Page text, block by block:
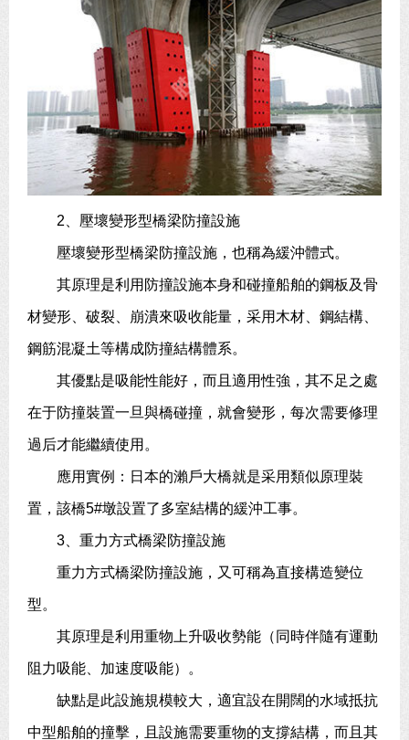
2、壓壞變形型橋梁防撞設施
壓壞變形型橋梁防撞設施，也稱為緩沖體式。
其原理是利用防撞設施本身和碰撞船舶的鋼板及骨
材變形、破裂、崩潰來吸收能量，采用木材、鋼結構、
鋼筋混凝土等構成防撞結構體系。
其優點是吸能性能好，而且適用性強，其不足之處
在于防撞裝置一旦與橋碰撞，就會變形，每次需要修理
過后才能繼續使用。
應用實例：日本的瀨戶大橋就是采用類似原理裝
置，該橋5#墩設置了多室結構的緩沖工事。
3、重力方式橋梁防撞設施
重力方式橋梁防撞設施，又可稱為直接構造變位
型。
其原理是利用重物上升吸收勢能（同時伴隨有運動
阻力吸能、加速度吸能）。
缺點是此設施規模較大，適宜設在開闊的水域抵抗
中型船舶的撞擊，且設施需要重物的支撐結構，而且其